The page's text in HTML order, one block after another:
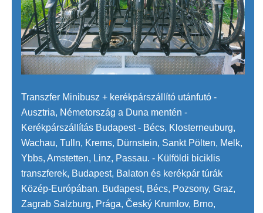
Transzfer Minibusz + kerékpárszállító utánfutó -
Ausztria, Németország a Duna mentén -
Kerékpárszállítás Budapest - Bécs, Klosterneuburg,
Wachau, Tulln, Krems, Dürnstein, Sankt Pölten, Melk,
Ybbs, Amstetten, Linz, Passau. - Külföldi biciklis
transzferek, Budapest, Balaton és kerékpár túrák
Közép-Európában. Budapest, Bécs, Pozsony, Graz,
Zagrab Salzburg, Prága, Český Krumlov, Brno,